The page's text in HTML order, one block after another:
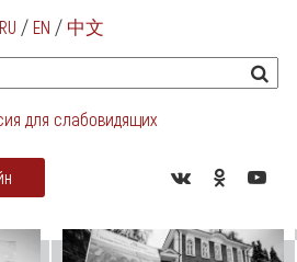
RU / EN / 中文
для слабовидящих